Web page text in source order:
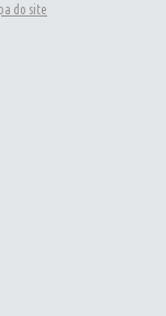
do site